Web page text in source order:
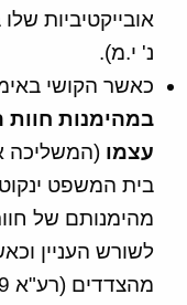
נ' י.מ).
כאשר הקושי
במהימנות
עצמו (המשליכה
בית המשפט
מהימנותם של
לשורש העניין